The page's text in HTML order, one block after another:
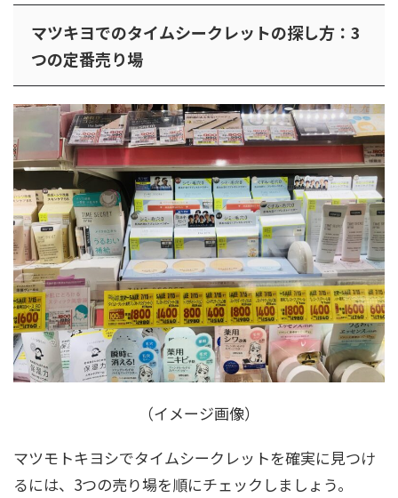
マツキヨでのタイムシークレットの探し方：3
つの定番売り場
（イメージ画像）
マツモトキヨシでタイムシークレットを確実に見つけ
るには、3つの売り場を順にチェックしましょう。